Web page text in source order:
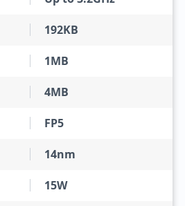
192KB
1MB
4MB
FP5
14nm
15W